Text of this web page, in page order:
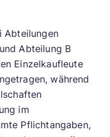
Abteilungen
Abteilung B
Einzelkaufleute
während
im
Pflichtangaben,